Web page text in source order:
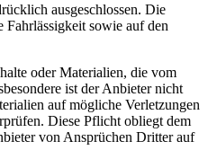
ausgeschlossen. Die
sowie auf den
oder Materialien, die vom
ist der Anbieter nicht
auf mögliche Verletzungen
Diese Pflicht obliegt dem
von Ansprüchen Dritter auf